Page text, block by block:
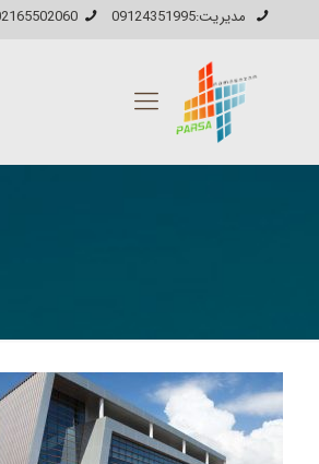
مدیریت:09124351995